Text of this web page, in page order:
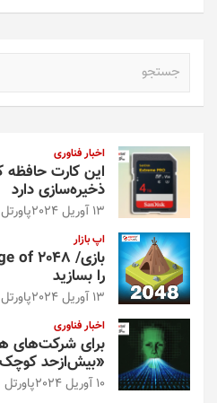
اخبار فناوری
ذخیره‌سازی دارد
13 آوریل 2024 پاورتل
اپ بازار
را بسازید
13 آوریل 2024 پاورتل
اخبار فناوری
برای شرکت‌های
«بیش‌از‌حد
10 آوریل 2024 پاورتل